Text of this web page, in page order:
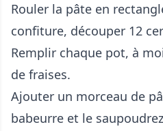
Rouler la pâte en
confiture, découper 12
Remplir chaque pot, à
de fraises.
Ajouter un morceau de
babeurre et le